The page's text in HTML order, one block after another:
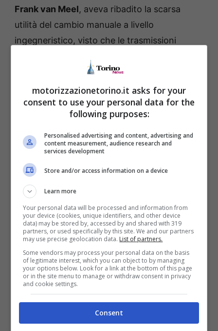
Frank van Meel, aveva ribadito la scarsa
utilità del cambio manuale a livello
ingegneristico, visto che le trasmissioni
meglio le alte potenze dei motori sei cilindri in
linea.
BMW, ecco come salvare il
cambio manuale
Pur essendo consapevole delle grandi sfide
intende arrendersi, e sta studiando una
soluzione coraggiosa.L’obiettivo è quello di
limitare, in maniera artificiale, la coppia dei
motori più potenti, così da allungare la vita
delle trasmissioni, senza rinunciare al comfort
di guida ed alle prestazioni. Va detto che la
sfida è tutt’altro che semplice, viste le
normative che richiedono un contenimento
delle emissioni, senza dimenticare che il
motorizzazionetorino.it asks for your
consent to use your personal data for the
following purposes:
Personalised advertising and content, advertising and
content measurement, audience research and
services development
Store and/or access information on a device
Learn more
Your personal data will be processed and information from
your device (cookies, unique identifiers, and other device
data) may be stored by, accessed by and shared with 319
partners, or used specifically by this site. We and our partners
may use precise geolocation data. List of partners.
Some vendors may process your personal data on the basis
of legitimate interest, which you can object to by managing
your options below. Look for a link at the bottom of this page
or in the site menu to manage or withdraw consent in privacy
and cookie settings.
Consent